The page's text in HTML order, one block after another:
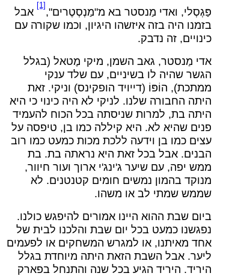
פַּגְסְלי, ואדי מַנסטר בא מ"מַנְסְטֶרים",
[1]
אבל
בזמנו היה בזה איזשהו היגיון, וכמו שקורה עם
כינויים, זה נדבק.
אדי מַנסטר, גאב השמן, מיקי מֶטאל (בגלל
הגשר שהיה לו בשיניים, עם שלד ענקי
ממתכת), הוֹפּוֹ (דייויד הופקינס) וניקי. זאת
היתה החבורה שלנו. לניקי לא היה כינוי כי היא
היתה בת, למרות שניסתה בכל הכוח להעמיד
פנים שהיא לא. היא קיללה כמו בן, טיפסה על
עצים כמו בן וידעה ללכת מכות כמעט כמו רוב
הבנים. אבל בכל זאת היא נראתה בת. בת
ממש יפה, עם שיער ג'ינג'י ארוך ועור חיוור,
מנוקד בהמון נמשים חומים קטנטנים. לא
שממש שמתי לב או משהו.
ביום שבת ההוא היינו אמורים להיפגש כולנו.
נפגשנו כמעט בכל יום שבת והלכנו לבית של
אחד מאיתנו, או למגרש המשחקים או לפעמים
ליער. אבל השבת הזאת היתה מיוחדת בגלל
היריד. היריד הגיע בכל שנה והתנחל בפארק